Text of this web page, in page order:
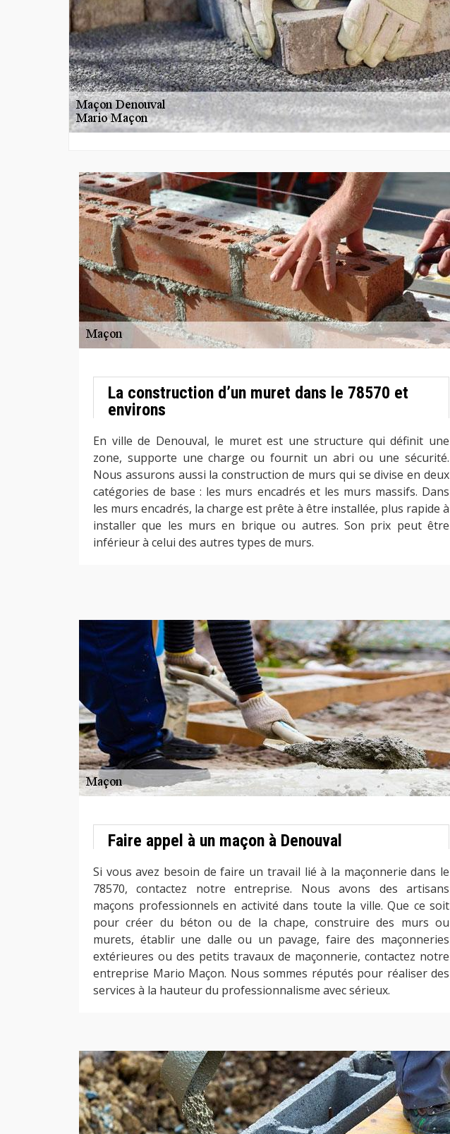
La construction d’un muret dans le 78570 et
environs
En ville de Denouval, le muret est une structure qui définit une
zone, supporte une charge ou fournit un abri ou une sécurité.
Nous assurons aussi la construction de murs qui se divise en deux
catégories de base : les murs encadrés et les murs massifs. Dans
les murs encadrés, la charge est prête à être installée, plus rapide à
installer que les murs en brique ou autres. Son prix peut être
inférieur à celui des autres types de murs.
Faire appel à un maçon à Denouval
Si vous avez besoin de faire un travail lié à la maçonnerie dans le
78570, contactez notre entreprise. Nous avons des artisans
maçons professionnels en activité dans toute la ville. Que ce soit
pour créer du béton ou de la chape, construire des murs ou
murets, établir une dalle ou un pavage, faire des maçonneries
extérieures ou des petits travaux de maçonnerie, contactez notre
entreprise Mario Maçon. Nous sommes réputés pour réaliser des
services à la hauteur du professionnalisme avec sérieux.